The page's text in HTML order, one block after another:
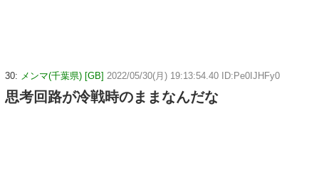
30: メンマ(千葉県) [GB] 2022/05/30(月) 19:13:54.40 ID:Pe0IJHFy0
思考回路が冷戦時のままなんだな